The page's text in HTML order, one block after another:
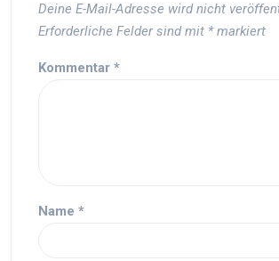
Deine E-Mail-Adresse wird nicht
Erforderliche Felder sind mit *markiert
Kommentar *
Name *